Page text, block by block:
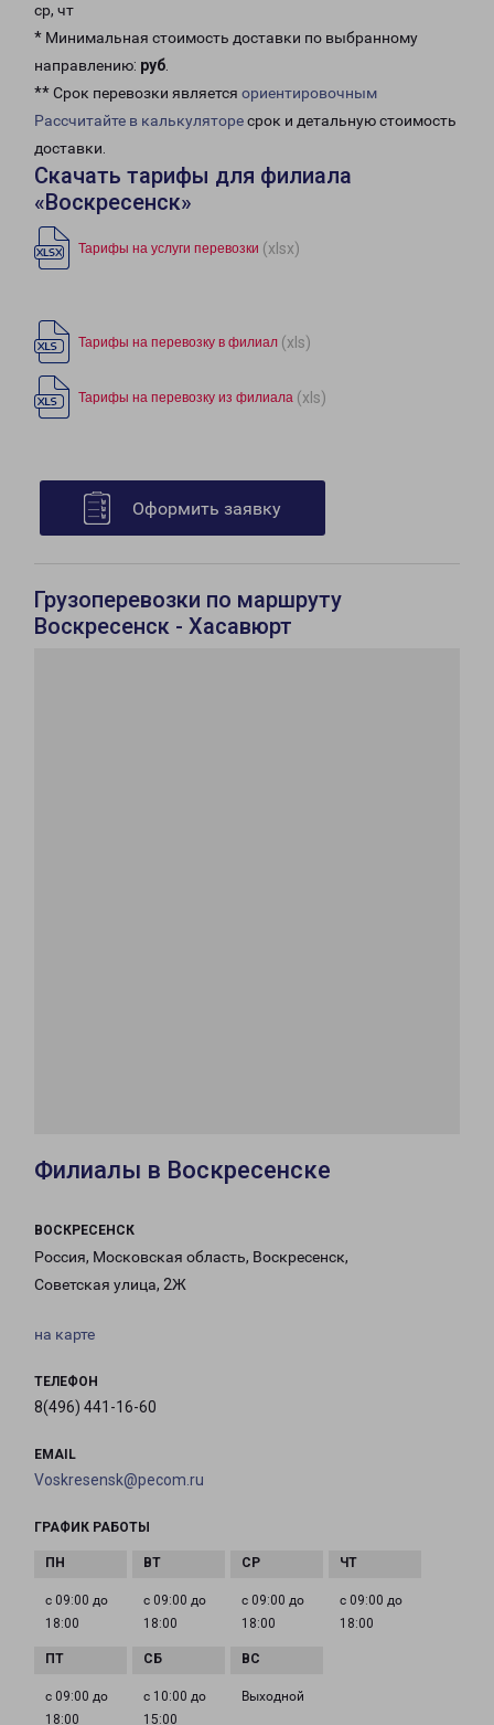
ср, чт
* Минимальная стоимость доставки по выбранному
направлению: руб.
** Срок перевозки является ориентировочным
Рассчитайте в калькуляторесрок и детальную стоимость
доставки.
Скачать тарифы для филиала
«Воскресенск»
Тарифы на услуги перевозки (xlsx)
Тарифы на перевозку в филиал (xls)
Тарифы на перевозку из филиала (xls)
Оформить заявку
Грузоперевозки по маршруту
Воскресенск - Хасавюрт
Филиалы в Воскресенске
ВОСКРЕСЕНСК
Россия, Московская область, Воскресенск,
Советская улица, 2Ж
на карте
ТЕЛЕФОН
8(496) 441-16-60
EMAIL
Voskresensk@pecom.ru
ГРАФИК РАБОТЫ
с 09:00 до
18:00
с 09:00 до
18:00
с 09:00 до
18:00
с 09:00 до
18:00
с 09:00 до
18:00
с 10:00 до
15:00
Выходной